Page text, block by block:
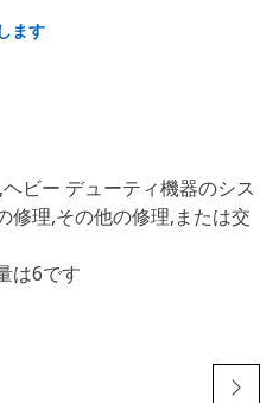
ます
ビー デューティ機器のシス
修理,その他の修理,または交
は6です
アルを参照するか,最寄りの
い。